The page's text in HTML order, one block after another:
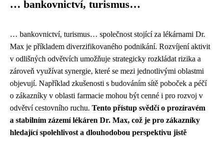
… bankovnictví, turismus…
… bankovnictví, turismus… společnost stojící za lékárnami Dr.
Max je příkladem diverzifikovaného podnikání. Rozvíjení aktivit
v odlišných odvětvích umožňuje strategicky rozkládat rizika a
zároveň využívat synergie, které se mezi jednotlivými oblastmi
objevují. Například zkušenosti s budováním sítě poboček a péčí
o zákazníky v oblasti farmacie mohou být cenné i pro rozvoj v
odvětví cestovního ruchu. Tento přístup svědčí o prozíravém
a stabilním zázemí lékáren Dr. Max, což je pro zákazníky
hledající spolehlivost a dlouhodobou perspektivu jistě